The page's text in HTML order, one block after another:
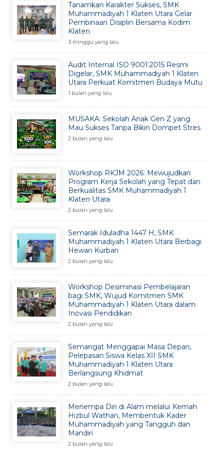
Tanamkan Karakter Sukses, SMK
Muhammadiyah 1 Klaten Utara Gelar
Pembinaan Disiplin Bersama Kodim
Klaten
3 minggu yang lalu
Audit Internal ISO 9001:2015 Resmi
Digelar, SMK Muhammadiyah 1 Klaten
Utara Perkuat Komitmen Budaya Mutu
1 bulan yang lalu
MUSAKA: Sekolah Anak Gen Z yang
Mau Sukses Tanpa Bikin Dompet Stres
2 bulan yang lalu
Workshop RKJM 2026: Mewujudkan
Program Kerja Sekolah yang Tepat dan
Berkualitas SMK Muhammadiyah 1
Klaten Utara
2 bulan yang lalu
Semarak Iduladha 1447 H, SMK
Muhammadiyah 1 Klaten Utara Berbagi
Hewan Kurban
2 bulan yang lalu
Workshop Desiminasi Pembelajaran
bagi SMK, Wujud Komitmen SMK
Muhammadiyah 1 Klaten Utara dalam
Inovasi Pendidikan
2 bulan yang lalu
Semangat Menggapai Masa Depan,
Pelepasan Siswa Kelas XII SMK
Muhammadiyah 1 Klaten Utara
Berlangsung Khidmat
2 bulan yang lalu
Menempa Diri di Alam melalui Kemah
Hizbul Wathan, Membentuk Kader
Muhammadiyah yang Tangguh dan
Mandiri
2 bulan yang lalu